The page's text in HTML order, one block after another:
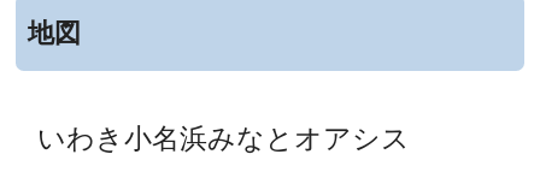
地図
いわき小名浜みなとオアシス